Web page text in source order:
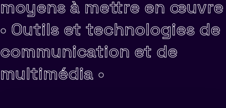
moyens à mettre en œuvre
• Outils et technologies de
communication et de
multimédia •